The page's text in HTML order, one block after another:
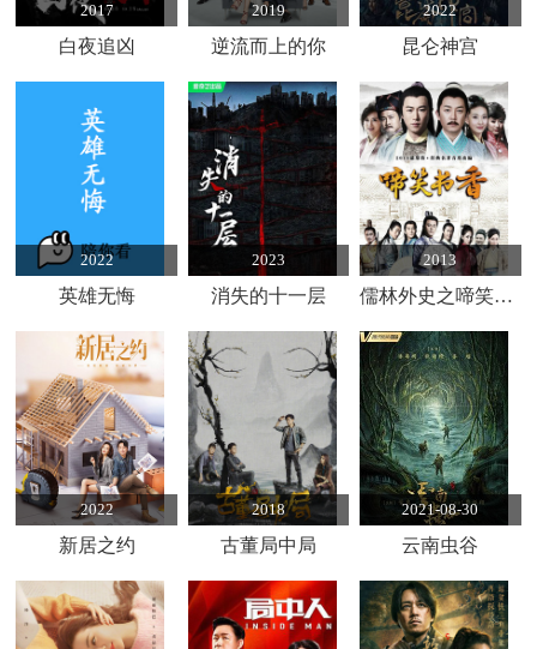
2017
白夜追凶
2019
逆流而上的你
2022
昆仑神宫
2022
英雄无悔
2023
消失的十一层
2013
儒林外史之啼笑书香
2022
新居之约
2018
古董局中局
2021-08-30
云南虫谷